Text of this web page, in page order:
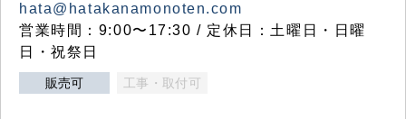
hata@hatakanamonoten.com
営業時間：9:00〜17:30 / 定休日：土曜日・日曜
日・祝祭日
販売可 工事・取付可